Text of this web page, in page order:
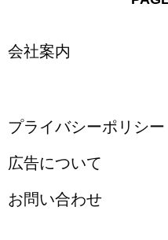
会社案内
プライバシーポリシー
広告について
お問い合わせ